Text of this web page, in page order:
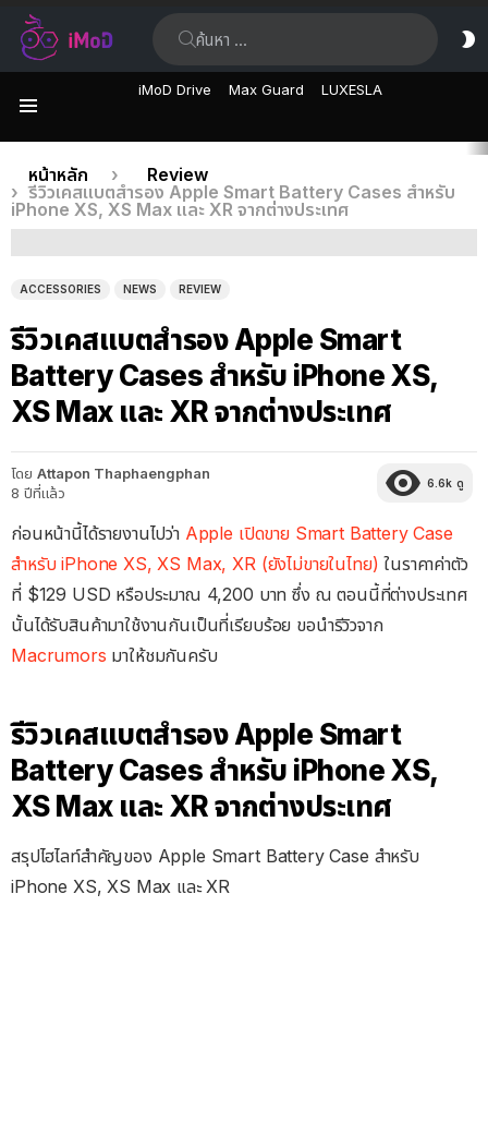
iMoD Drive Max Guard LUXESLA
เรื่อง
ล่าสุด
คุณอยู่ที่นี่:
หน้าหลัก
Review
รีวิวเคสแบตสำรอง Apple Smart Battery Cases สำหรับ
iPhone XS, XS Max และ XR จากต่างประเทศ
ACCESSORIES NEWS REVIEW
รีวิวเคสแบตสำรอง Apple Smart
Battery Cases สำหรับ iPhone XS,
XS Max และ XR จากต่างประเทศ
โดย Attapon Thaphaengphan
8 ปีที่แล้ว
6.6k ดู
ก่อนหน้านี้ได้รายงานไปว่า Apple เปิดขาย Smart Battery Case
สำหรับ iPhone XS, XS Max, XR (ยังไม่ขายในไทย) ในราคาค่าตัว
ที่ $129 USD หรือประมาณ 4,200 บาท ซึ่ง ณ ตอนนี้ที่ต่างประเทศ
นั้นได้รับสินค้ามาใช้งานกันเป็นที่เรียบร้อย ขอนำรีวิวจาก
Macrumors มาให้ชมกันครับ
รีวิวเคสแบตสำรอง Apple Smart
Battery Cases สำหรับ iPhone XS,
XS Max และ XR จากต่างประเทศ
สรุปไฮไลท์สำคัญของ Apple Smart Battery Case สำหรับ
iPhone XS, XS Max และ XR